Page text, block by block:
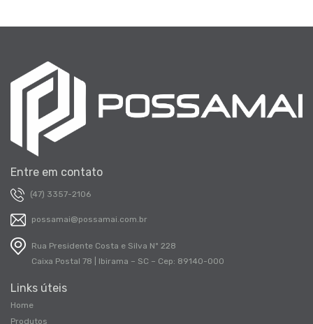
Entre em contato
(47) 3357-2106
possamai@possamai.com.br
Rua Presidente Costa e Silva Nº 228
Caixa Postal 78 | Ibirama – SC – Cep: 89140-000
Links úteis
Home
Produtos